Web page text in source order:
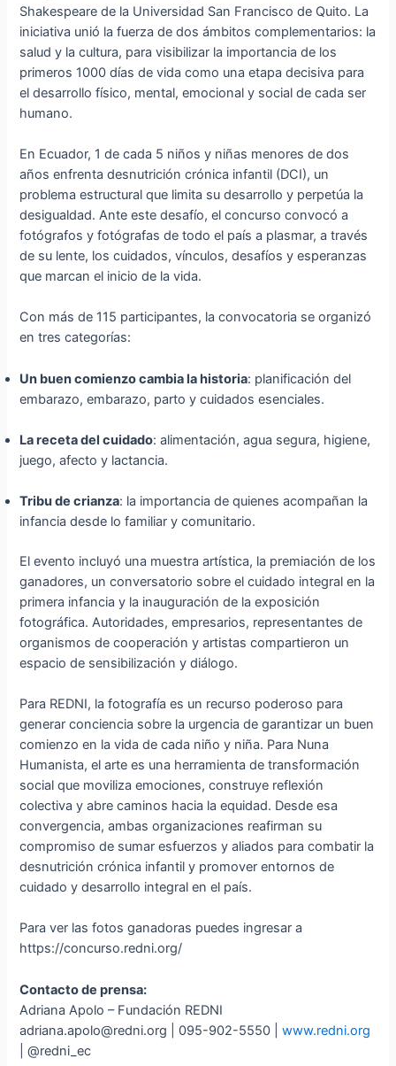
Shakespeare de la Universidad San Francisco de Quito. La
iniciativa unió la fuerza de dos ámbitos complementarios: la
salud y la cultura, para visibilizar la importancia de los
primeros 1000 días de vida como una etapa decisiva para
el desarrollo físico, mental, emocional y social de cada ser
humano.
En Ecuador, 1 de cada 5 niños y niñas menores de dos
años enfrenta desnutrición crónica infantil (DCI), un
problema estructural que limita su desarrollo y perpetúa la
desigualdad. Ante este desafío, el concurso convocó a
fotógrafos y fotógrafas de todo el país a plasmar, a través
de su lente, los cuidados, vínculos, desafíos y esperanzas
que marcan el inicio de la vida.
Con más de 115 participantes, la convocatoria se organizó
en tres categorías:
Un buen comienzo cambia la historia: planificación del
embarazo, embarazo, parto y cuidados esenciales.
La receta del cuidado: alimentación, agua segura, higiene,
juego, afecto y lactancia.
Tribu de crianza: la importancia de quienes acompañan la
infancia desde lo familiar y comunitario.
El evento incluyó una muestra artística, la premiación de los
ganadores, un conversatorio sobre el cuidado integral en la
primera infancia y la inauguración de la exposición
fotográfica. Autoridades, empresarios, representantes de
organismos de cooperación y artistas compartieron un
espacio de sensibilización y diálogo.
Para REDNI, la fotografía es un recurso poderoso para
generar conciencia sobre la urgencia de garantizar un buen
comienzo en la vida de cada niño y niña. Para Nuna
Humanista, el arte es una herramienta de transformación
social que moviliza emociones, construye reflexión
colectiva y abre caminos hacia la equidad. Desde esa
convergencia, ambas organizaciones reafirman su
compromiso de sumar esfuerzos y aliados para combatir la
desnutrición crónica infantil y promover entornos de
cuidado y desarrollo integral en el país.
Para ver las fotos ganadoras puedes ingresar a
https://concurso.redni.org/
Contacto de prensa:
Adriana Apolo – Fundación REDNI
adriana.apolo@redni.org | 095-902-5550 |
www.redni.org
| @redni_ec